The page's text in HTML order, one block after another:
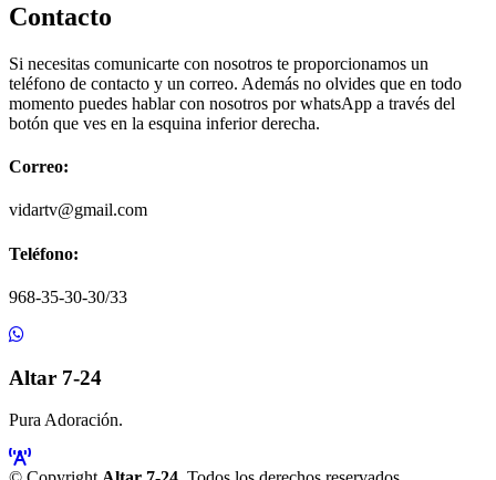
Contacto
Si necesitas comunicarte con nosotros te proporcionamos un
teléfono de contacto y un correo. Además no olvides que en todo
momento puedes hablar con nosotros por whatsApp a través del
botón que ves en la esquina inferior derecha.
Correo:
vidartv@gmail.com
Teléfono:
968-35-30-30/33
Altar 7-24
Pura Adoración.